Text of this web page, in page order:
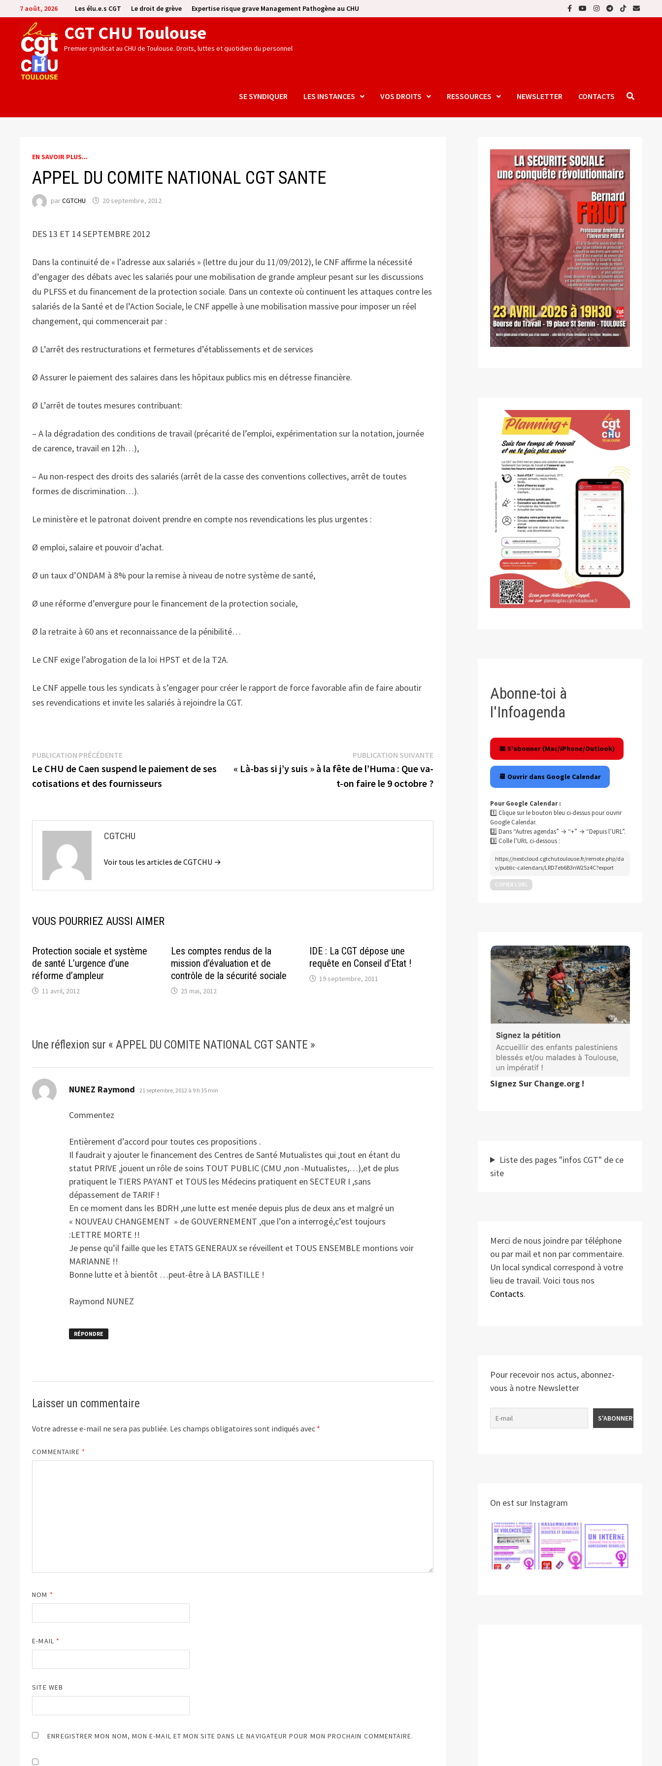
Passer
au
contenu
7 août, 2026 Les élu.e.s CGT Le droit de grève Expertise risque grave Management Pathogène au CHU
CGT CHU Toulouse
Premier syndicat au CHU de Toulouse. Droits, luttes et quotidien du personnel
SE SYNDIQUER LES INSTANCES VOS DROITS RESSOURCES NEWSLETTER CONTACTS
EN SAVOIR PLUS...
APPEL DU COMITE NATIONAL CGT SANTE
parCGTCHU 20 septembre, 2012
DES 13 ET 14 SEPTEMBRE 2012
Dans la continuité de « l’adresse aux salariés » (lettre du jour du 11/09/2012), le CNF affirme la nécessité
d’engager des débats avec les salariés pour une mobilisation de grande ampleur pesant sur les discussions
du PLFSS et du financement de la protection sociale. Dans un contexte où continuent les attaques contre les
salariés de la Santé et de l’Action Sociale, le CNF appelle à une mobilisation massive pour imposer un réel
changement, qui commencerait par :
Ø L’arrêt des restructurations et fermetures d’établissements et de services
Ø Assurer le paiement des salaires dans les hôpitaux publics mis en détresse financière.
Ø L’arrêt de toutes mesures contribuant:
– A la dégradation des conditions de travail (précarité de l’emploi, expérimentation sur la notation, journée
de carence, travail en 12h…),
– Au non-respect des droits des salariés (arrêt de la casse des conventions collectives, arrêt de toutes
formes de discrimination…).
Le ministère et le patronat doivent prendre en compte nos revendications les plus urgentes :
Ø emploi, salaire et pouvoir d’achat.
Ø un taux d’ONDAM à 8% pour la remise à niveau de notre système de santé,
Ø une réforme d’envergure pour le financement de la protection sociale,
Ø la retraite à 60 ans et reconnaissance de la pénibilité…
Le CNF exige l’abrogation de la loi HPST et de la T2A.
Le CNF appelle tous les syndicats à s’engager pour créer le rapport de force favorable afin de faire aboutir
ses revendications et invite les salariés à rejoindre la CGT.
Navigation
de
PUBLICATION PRÉCÉDENTEPublication
précédente :
Le CHU de Caen suspend le paiement de ses
cotisations et des fournisseurs
PUBLICATION SUIVANTEPublication
suivante :
« Là-bas si j’y suis » à la fête de l’Huma : Que va-
t-on faire le 9 octobre ?
CGTCHU
Voir tous les articles de CGTCHU →
VOUS POURRIEZ AUSSI AIMER
Protection sociale et système
de santé L’urgence d’une
réforme d’ampleur
11 avril, 2012
Les comptes rendus de la
mission d’évaluation et de
contrôle de la sécurité sociale
25 mai, 2012
IDE : La CGT dépose une
requête en Conseil d’Etat !
19 septembre, 2011
Une réflexion sur «APPEL DU COMITE NATIONAL CGT SANTE »
NUNEZ Raymond dit :
21 septembre, 2012 à 9 h 35 min
Commentez
Entièrement d’accord pour toutes ces propositions .
Il faudrait y ajouter le financement des Centres de Santé Mutualistes qui ,tout en étant du
statut PRIVE ,jouent un rôle de soins TOUT PUBLIC (CMU ,non -Mutualistes,…),et de plus
pratiquent le TIERS PAYANT et TOUS les Médecins pratiquent en SECTEUR I ,sans
dépassement de TARIF !
En ce moment dans les BDRH ,une lutte est menée depuis plus de deux ans et malgré un
« NOUVEAU CHANGEMENT » de GOUVERNEMENT ,que l’on a interrogé,c’est toujours
:LETTRE MORTE !!
Je pense qu’il faille que les ETATS GENERAUX se réveillent et TOUS ENSEMBLE montions voir
MARIANNE !!
Bonne lutte et à bientôt …peut-être à LA BASTILLE !
Raymond NUNEZ
RÉPONDRE
Laisser un commentaire
Votre adresse e-mail ne sera pas publiée. Les champs obligatoires sont indiqués avec *
COMMENTAIRE *
NOM *
E-MAIL *
SITE WEB
ENREGISTRER MON NOM, MON E-MAIL ET MON SITE DANS LE NAVIGATEUR POUR MON PROCHAIN COMMENTAIRE.
Abonne-toi à
l'Infoagenda
📅 S'abonner (Mac/iPhone/Outlook)
📆 Ouvrir dans Google Calendar
Pour Google Calendar :
1️⃣ Clique sur le bouton bleu ci-dessus pour ouvrir
Google Calendar.
2️⃣ Dans “Autres agendas” → “+” → “Depuis l’URL”.
3️⃣ Colle l’URL ci-dessous :
https://nextcloud.cgtchutoulouse.fr/remote.php/da
v/public-calendars/LRD7eb6B3nW25z4C?export
COPIER L’URL
Signez Sur Change.org !
Liste des pages "infos CGT" de ce
site
Merci de nous joindre par téléphone
ou par mail et non par commentaire.
Un local syndical correspond à votre
lieu de travail. Voici tous nos
Contacts.
Pour recevoir nos actus, abonnez-
vous à notre Newsletter
On est sur Instagram